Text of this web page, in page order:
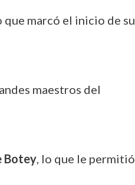
marcó el inicio de su
maestros del
Botey, lo que le permitió